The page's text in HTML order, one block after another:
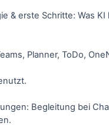
& erste Schritte: Was KI
Planner, ToDo,
Begleitung bei